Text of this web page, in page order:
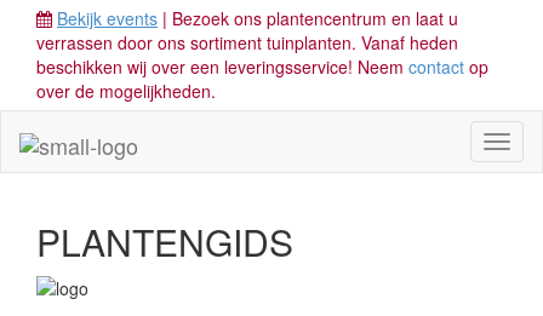
Bekijk events | Bezoek ons plantencentrum en laat u
verrassen door ons sortiment tuinplanten. Vanaf heden
beschikken wij over een leveringsservice! Neem contact op
over de mogelijkheden.
PLANTENGIDS